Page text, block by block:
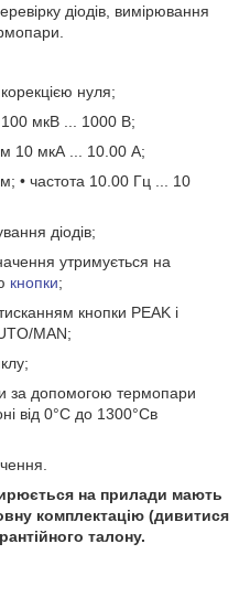
діодів, вимірювання
нуля;
100 мкВ ... 1000 В;
10 мкА ... 10.00 A;
• частота 10.00 Гц ... 10
діодів;
утримується на
кнопки;
кнопки PEAK і
MAN;
за допомогою термопари
від 0°C до 1300°Св
на прилади мають
комплектацію (дивитися
талону.